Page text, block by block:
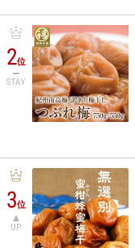
2位
STAY
3位
UP